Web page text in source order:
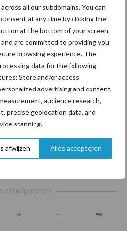
all our subdomains. You can
at any time by clicking the
at the bottom of your screen.
are committed to providing you
browsing experience. The
data for the following
Store and/or access
advertising and content,
audience research,
precise geolocation data, and
scanning.
afwijzen Alles accepteren
zowel
tank als
sleepsla
ngsyste
die zowel achter een tank
kan, stijgt. Bomech
sleepslangframe waarmee de
bemester ...Lees meer
brandpartners